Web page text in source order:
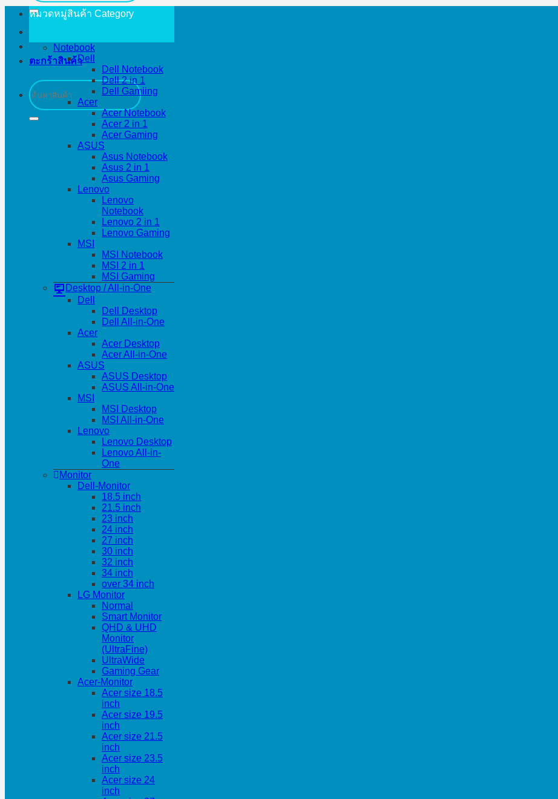
ตะกร้าสินค้า
ค้นหา:
หมวดหมู่สินค้า Category
Notebook
Dell
Dell Notebook
Dell 2 in 1
Dell Gamiing
Acer
Acer Notebook
Acer 2 in 1
Acer Gaming
ASUS
Asus Notebook
Asus 2 in 1
Asus Gaming
Lenovo
Lenovo
Notebook
Lenovo 2 in 1
Lenovo Gaming
MSI
MSI Notebook
MSI 2 in 1
MSI Gaming
Desktop / All-in-One
Dell
Dell Desktop
Dell All-in-One
Acer
Acer Desktop
Acer All-in-One
ASUS
ASUS Desktop
ASUS All-in-One
MSI
MSI Desktop
MSI All-in-One
Lenovo
Lenovo Desktop
Lenovo All-in-
One
Monitor
Dell-Monitor
18.5 inch
21.5 inch
23 inch
24 inch
27 inch
30 inch
32 inch
34 inch
over 34 inch
LG Monitor
Normal
Smart Monitor
QHD & UHD
Monitor
(UltraFine)
UltraWide
Gaming Gear
Acer-Monitor
Acer size 18.5
inch
Acer size 19.5
inch
Acer size 21.5
inch
Acer size 23.5
inch
Acer size 24
inch